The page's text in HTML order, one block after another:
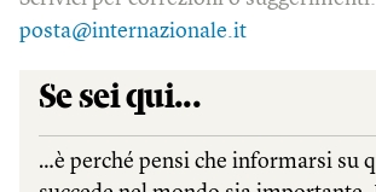
posta@internazionale.it